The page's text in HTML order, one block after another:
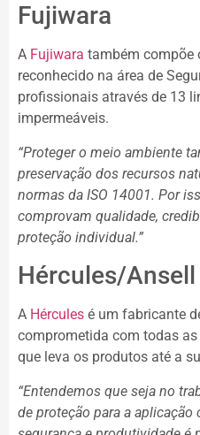
Fujiwara
A Fujiwara também compõe
reconhecido na área de
profissionais através de 13
impermeáveis.
“Proteger o meio ambiente
preservação dos recursos
normas da ISO 14001. Por
comprovam qualidade,
proteção individual.”
Hércules/Ansell
A Hércules é um fabricante
comprometida com todas
que leva os produtos até a
“Entendemos que seja no
de proteção para a